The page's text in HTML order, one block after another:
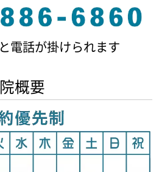
電話が掛けられます
概要